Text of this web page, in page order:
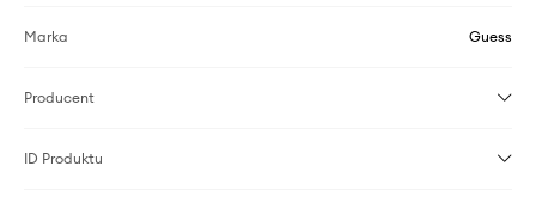
Marka Guess
Producent
ID Produktu